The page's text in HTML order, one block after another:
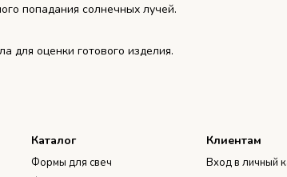
попадания солнечных лучей.
для оценки готового изделия.
Каталог
Формы для свеч
Клиентам
Вход в личный